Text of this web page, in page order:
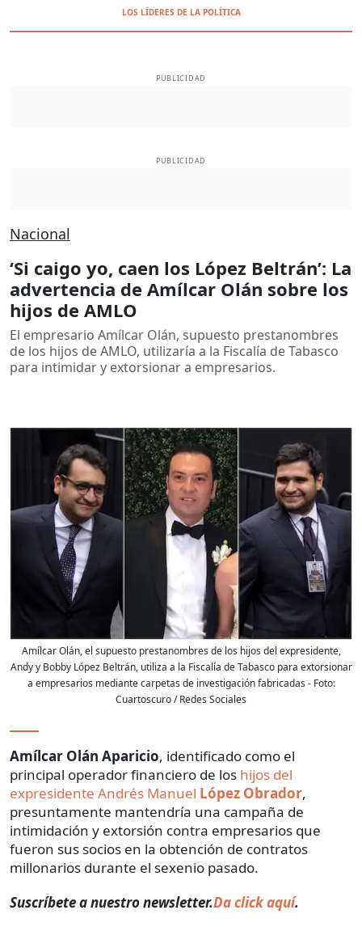
LOS LÍDERES DE LA POLÍTICA
PUBLICIDAD
PUBLICIDAD
Nacional
‘Si caigo yo, caen los López Beltrán’: La
advertencia de Amílcar Olán sobre los
hijos de AMLO
El empresario Amílcar Olán, supuesto prestanombres
de los hijos de AMLO, utilizaría a la Fiscalía de Tabasco
para intimidar y extorsionar a empresarios.
Amílcar Olán, el supuesto prestanombres de los hijos del expresidente,
Andy y Bobby López Beltrán, utiliza a la Fiscalía de Tabasco para extorsionar
a empresarios mediante carpetas de investigación fabricadas - Foto:
Cuartoscuro / Redes Sociales
Amílcar Olán Aparicio, identificado como el
principal operador financiero de los hijos del
expresidente Andrés Manuel López Obrador,
presuntamente mantendría una campaña de
intimidación y extorsión contra empresarios que
fueron sus socios en la obtención de contratos
millonarios durante el sexenio pasado.
Suscríbete a nuestro newsletter.Da click aquí.